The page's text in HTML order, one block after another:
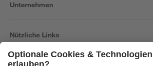
Unternehmen
Nützliche Links